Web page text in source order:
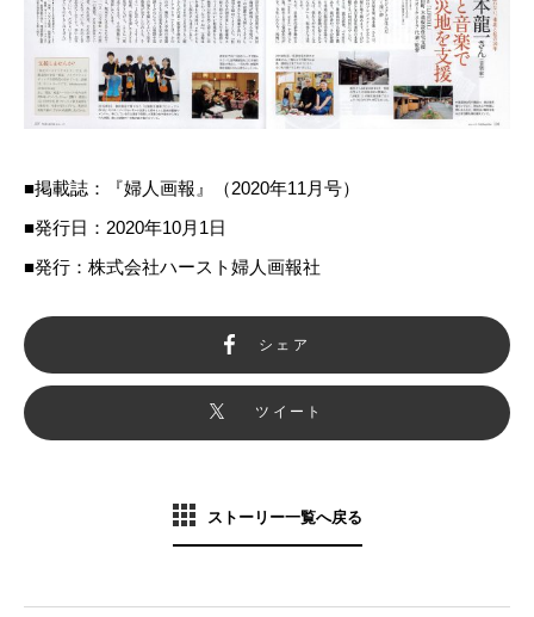
■掲載誌：『婦人画報』（2020年11月号）
■発行日：2020年10月1日
■発行：株式会社ハースト婦人画報社
シェア
ツイート
ストーリー一覧へ戻る